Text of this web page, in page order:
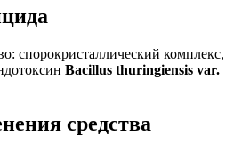
спорокристаллический комплекс,
Bacillus thuringiensis var.
средства